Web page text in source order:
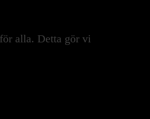
alla. Detta gör vi